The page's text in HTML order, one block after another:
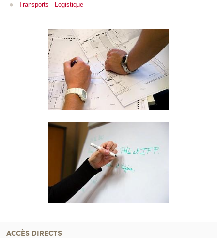
Transports - Logistique
ACCÈS DIRECTS